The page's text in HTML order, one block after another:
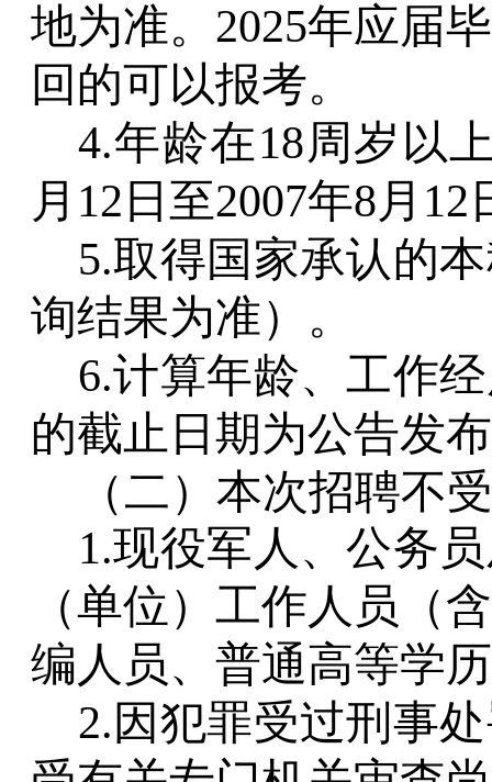
地为准。2025年应届
回的可以报考。
4.年龄在18周岁以
月12日至2007年8月
5.取得国家承认的
询结果为准）。
6.计算年龄、工作
的截止日期为公告发
（二）本次招聘不
1.现役军人、公务
（单位）工作人员（
编人员、普通高等学
2.因犯罪受过刑事